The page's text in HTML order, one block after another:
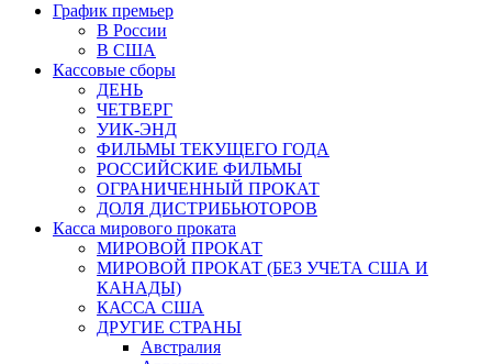
График премьер
В России
В США
Кассовые сборы
ДЕНЬ
ЧЕТВЕРГ
УИК-ЭНД
ФИЛЬМЫ ТЕКУЩЕГО ГОДА
РОССИЙСКИЕ ФИЛЬМЫ
ОГРАНИЧЕННЫЙ ПРОКАТ
ДОЛЯ ДИСТРИБЬЮТОРОВ
Касса мирового проката
МИРОВОЙ ПРОКАТ
МИРОВОЙ ПРОКАТ (БЕЗ УЧЕТА США И
КАНАДЫ)
КАССА США
ДРУГИЕ СТРАНЫ
Австралия